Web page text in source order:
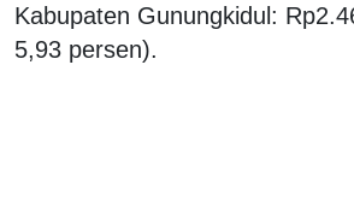
Kabupaten Gunungkidul:
5,93 persen).